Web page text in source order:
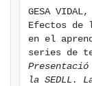
GESA
Efectos de
en el
la SEDLL.